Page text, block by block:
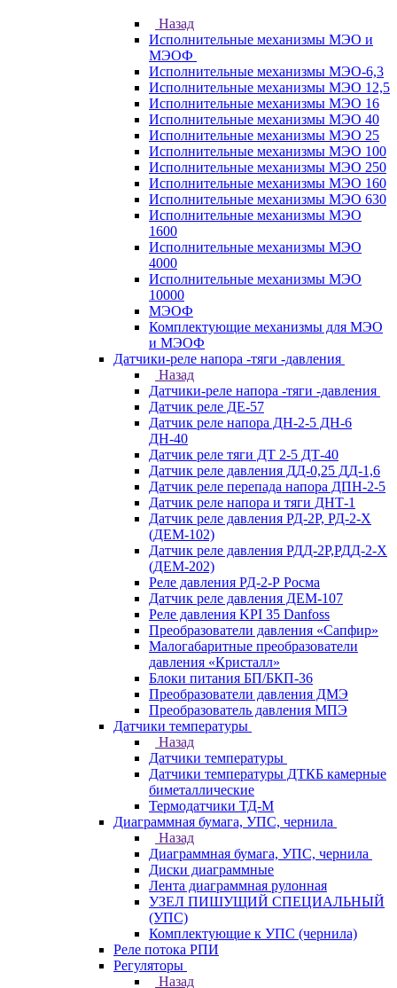
Назад
Исполнительные механизмы МЭО и
МЭОФ
Исполнительные механизмы МЭО-6,3
Исполнительные механизмы МЭО 12,5
Исполнительные механизмы МЭО 16
Исполнительные механизмы МЭО 40
Исполнительные механизмы МЭО 25
Исполнительные механизмы МЭО 100
Исполнительные механизмы МЭО 250
Исполнительные механизмы МЭО 160
Исполнительные механизмы МЭО 630
Исполнительные механизмы МЭО
1600
Исполнительные механизмы МЭО
4000
Исполнительные механизмы МЭО
10000
МЭОФ
Комплектующие механизмы для МЭО
и МЭОФ
Датчики-реле напора -тяги -давления
Назад
Датчики-реле напора -тяги -давления
Датчик реле ДЕ-57
Датчик реле напора ДН-2-5 ДН-6
ДН-40
Датчик реле тяги ДТ 2-5 ДТ-40
Датчик реле давления ДД-0,25 ДД-1,6
Датчик реле перепада напора ДПН-2-5
Датчик реле напора и тяги ДНТ-1
Датчик реле давления РД-2Р, РД-2-Х
(ДЕМ-102)
Датчик реле давления РДД-2Р,РДД-2-Х
(ДЕМ-202)
Реле давления РД-2-Р Росма
Датчик реле давления ДЕМ-107
Реле давления KPI 35 Danfoss
Преобразователи давления «Сапфир»
Малогабаритные преобразователи
давления «Кристалл»
Блоки питания БП/БКП-36
Преобразователи давления ДМЭ
Преобразователь давления МПЭ
Датчики температуры
Назад
Датчики температуры
Датчики температуры ДТКБ камерные
биметаллические
Термодатчики ТД-М
Диаграммная бумага, УПС, чернила
Назад
Диаграммная бумага, УПС, чернила
Диски диаграммные
Лента диаграммная рулонная
УЗЕЛ ПИШУЩИЙ СПЕЦИАЛЬНЫЙ
(УПС)
Комплектующие к УПС (чернила)
Реле потока РПИ
Регуляторы
Назад